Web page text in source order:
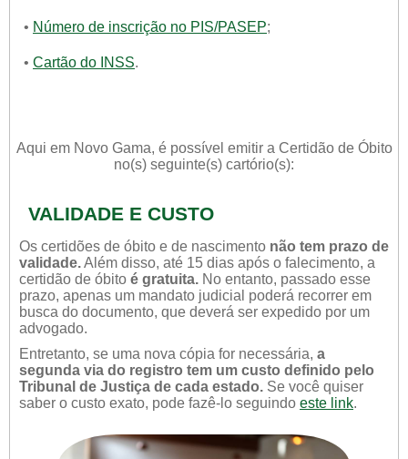
• Número de inscrição no PIS/PASEP;
• Cartão do INSS.
Aqui em Novo Gama, é possível emitir a Certidão de Óbito
no(s) seguinte(s) cartório(s):
VALIDADE E CUSTO
Os certidões de óbito e de nascimento não tem prazo de
validade.Além disso, até 15 dias após o falecimento, a
certidão de óbito é gratuita. No entanto, passado esse
prazo, apenas um mandato judicial poderá recorrer em
busca do documento, que deverá ser expedido por um
advogado.
Entretanto, se uma nova cópia for necessária, a
segunda via do registro tem um custo definido pelo
Tribunal de Justiça de cada estado. Se você quiser
saber o custo exato, pode fazê-lo seguindo este link.